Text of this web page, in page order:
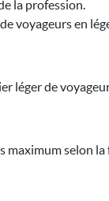
la profession.
voyageurs en
léger de
selon